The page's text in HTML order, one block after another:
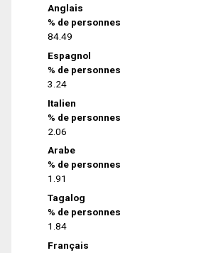
Anglais
% de personnes
84.49
Espagnol
% de personnes
3.24
Italien
% de personnes
2.06
Arabe
% de personnes
1.91
Tagalog
% de personnes
1.84
Français